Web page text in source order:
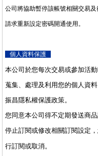
公司將協助暫停該帳號相關交易
請求重新設定密碼開通使用。
個人資料保護
本公司於您每次交易或參加活
蒐集、處理及利用您的個人資
振昌隱私權保護政策。
您同意本公司得不定期發送商
停止訂閱或修改相關訂閱設定
行訂閱或取消。